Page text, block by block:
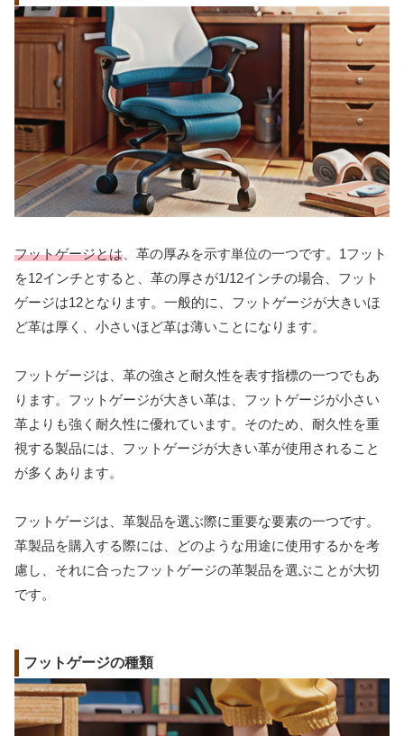
フットゲージとは 、革の厚みを示す単位の一つです。1フット
を12インチとすると、革の厚さが1/12インチの場合、フット
ゲージは12となります。一般的に、フットゲージが大きいほ
ど革は厚く、小さいほど革は薄いことになります。
フットゲージは、革の強さと耐久性を表す指標の一つでもあ
ります。フットゲージが大きい革は、フットゲージが小さい
革よりも強く耐久性に優れています。そのため、耐久性を重
視する製品には、フットゲージが大きい革が使用されること
が多くあります。
フットゲージは、革製品を選ぶ際に重要な要素の一つです。
革製品を購入する際には、どのような用途に使用するかを考
慮し、それに合ったフットゲージの革製品を選ぶことが大切
です。
フットゲージの種類